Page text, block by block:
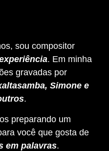
sou compositor
. Em minha
gravadas por
Simone e
.
preparando um
você que gosta de
em palavras.